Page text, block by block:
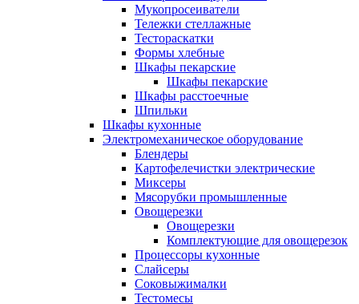
Мукопросеиватели
Тележки стеллажные
Тестораскатки
Формы хлебные
Шкафы пекарские
Шкафы пекарские
Шкафы расстоечные
Шпильки
Шкафы кухонные
Электромеханическое оборудование
Блендеры
Картофелечистки электрические
Миксеры
Мясорубки промышленные
Овощерезки
Овощерезки
Комплектующие для овощерезок
Процессоры кухонные
Слайсеры
Соковыжималки
Тестомесы